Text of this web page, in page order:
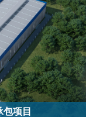
项目